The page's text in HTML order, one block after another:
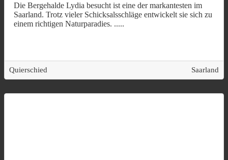
Die Bergehalde Lydia besucht ist eine der markantesten im
Saarland. Trotz vieler Schicksalsschläge entwickelt sie sich zu
einem richtigen Naturparadies. .....
Quierschied Saarland